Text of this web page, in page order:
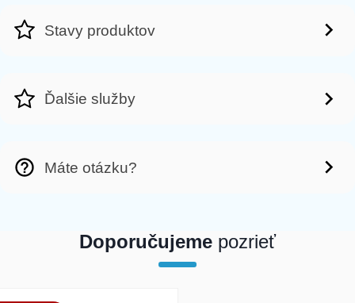
Stavy produktov
Ďalšie služby
Máte otázku?
Doporučujeme pozrieť